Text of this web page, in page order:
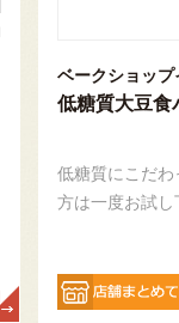
ベークショッ
低糖質大豆食
低糖質にこだ
方は一度お試し